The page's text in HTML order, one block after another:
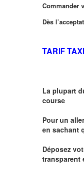
Commander
Dès
TARIF
La plupart
course
Pour un
en sachant
Déposez
transparent